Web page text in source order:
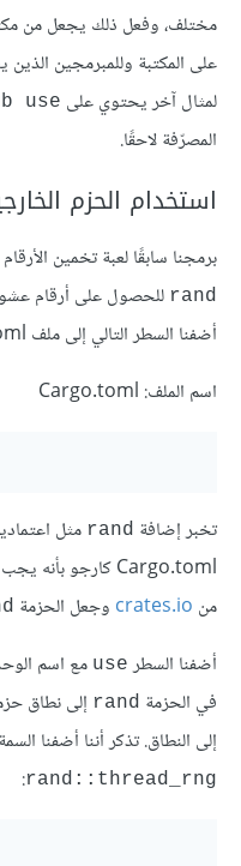
مختلف، وفعل ذلك يجعل من
على المكتبة وللمبرمجين
لمثال آخر يحتوي على use
المصرّفة لاحقًا.
استخدام الحزم
برمجنا سابقًا لعبة تخمين
rand للحصول على أرقام
أضفنا السطر التالي إلى ملف Cargo.toml:
اسم الملف: Cargo.toml
تخبر إضافة rand
Cargo.toml كارجو بأنه يجب عليه تنزيل الحزمة
من crates.io وجعل الحزمة
أضفنا السطر use مع اسم
في الحزمة rand إلى نطاق
إلى النطاق. تذكر أننا أضفنا السمة
rand::thread_rng
: